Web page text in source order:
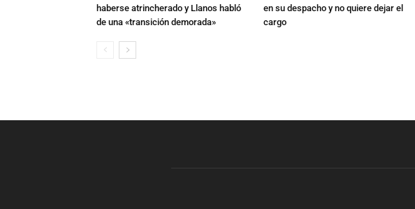
haberse atrincherado y Llanos habló
de una «transición demorada»
en su despacho y no quiere dejar el
cargo